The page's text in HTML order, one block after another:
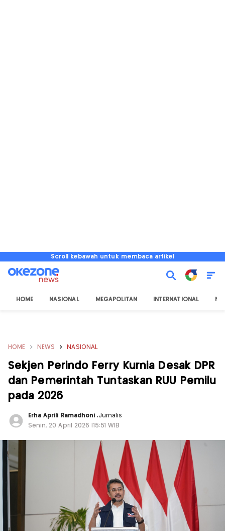
Scroll kebawah untuk membaca artikel
HOME NASIONAL MEGAPOLITAN INTERNATIONAL
HOME NEWS NASIONAL
Sekjen Perindo Ferry Kurnia Desak DPR
dan Pemerintah Tuntaskan RUU Pemilu
pada 2026
Erha Aprili Ramadhoni,Jurnalis
Senin, 20 April 2026 |15:51 WIB